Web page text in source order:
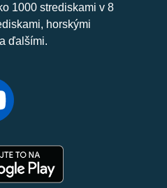
1000 strediskami v 8
horskými
ďalšími.